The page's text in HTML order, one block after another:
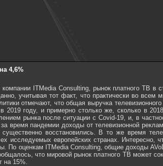
4,6%
ITMedia Consulting, рынок платного ТВ в
учитывая тот факт, что практически во всем
отмечают, что общая выручка
2019 году, и примерно столько же, сколько в
рынка после ситуации с Covid-19, и, в
время пандемии доходы от телевизионной
восстановились. В то же время
исследуемых европейских странах. Интересно,
По оценкам ITMedia Consulting, общие доходы
что мировой рынок платного ТВ может
на 15%.